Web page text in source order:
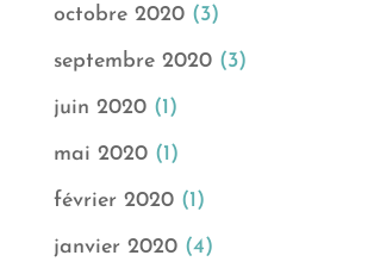
octobre 2020(3)
septembre 2020(3)
juin 2020(1)
mai 2020(1)
février 2020(1)
janvier 2020(4)